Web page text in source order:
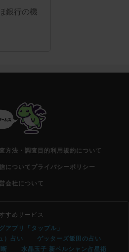
銀行の機
方法・調査目的利用規約について
についてプライバシーポリシー
会社について
すめサービス
アプリ「タップル」
）占い
ゲッターズ飯田の占い
水晶玉子 新ペルシャン占星術